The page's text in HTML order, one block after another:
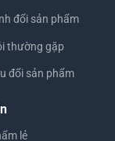
đổi sản phẩm
thường gặp
đổi sản phẩm
lẻ